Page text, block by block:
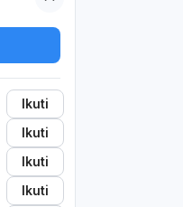
Ikuti
Ikuti
Ikuti
Ikuti